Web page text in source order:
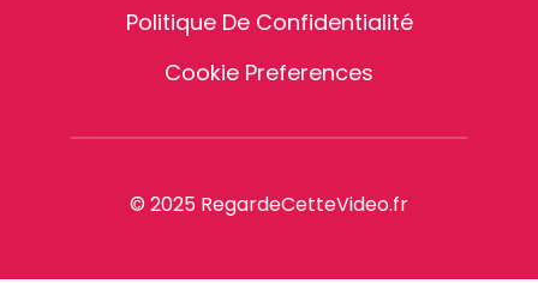
Politique De Confidentialité
Cookie Preferences
© 2025 RegardeCetteVideo.fr